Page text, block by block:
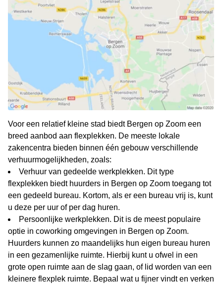
Voor een relatief kleine stad biedt Bergen op Zoom een
breed aanbod aan flexplekken. De meeste lokale
zakencentra bieden binnen één gebouw verschillende
verhuurmogelijkheden, zoals:
Verhuur van gedeelde werkplekken. Dit type
flexplekken biedt huurders in Bergen op Zoom toegang tot
een gedeeld bureau. Kortom, als er een bureau vrij is, kunt
u deze per uur of per dag huren.
Persoonlijke werkplekken. Dit is de meest populaire
optie in coworking omgevingen in Bergen op Zoom.
Huurders kunnen zo maandelijks hun eigen bureau huren
in een gezamenlijke ruimte. Hierbij kunt u ofwel in een
grote open ruimte aan de slag gaan, of lid worden van een
kleinere flexplek ruimte. Bepaal wat u fijner vindt en verken